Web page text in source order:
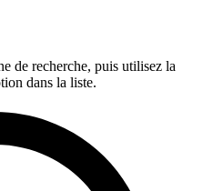
de recherche, puis utilisez la
dans la liste.